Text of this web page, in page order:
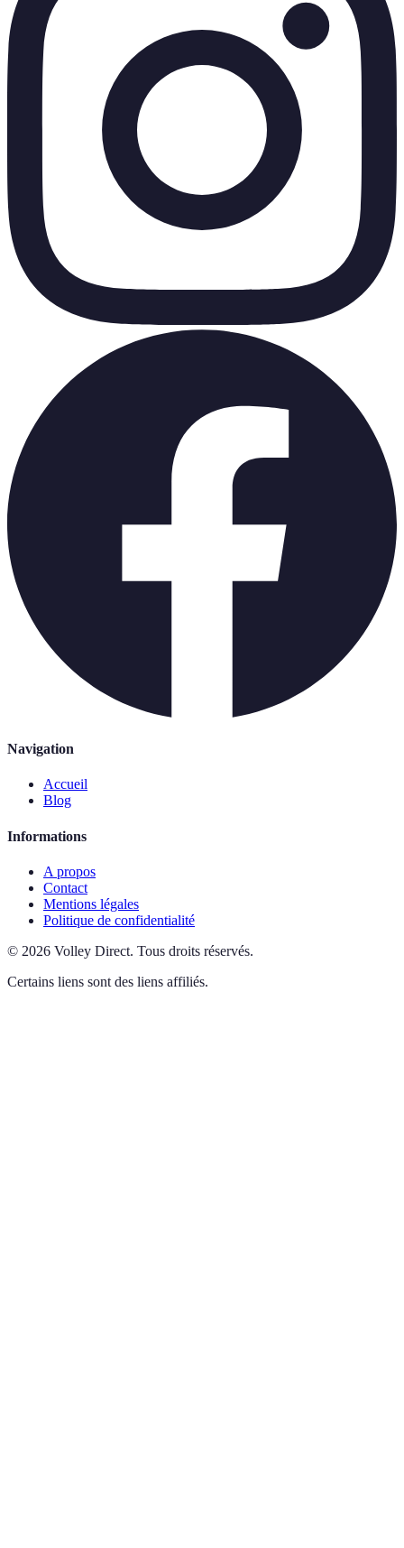
Navigation
Accueil
Blog
Informations
A propos
Contact
Mentions légales
Politique de confidentialité
© 2026 Volley Direct. Tous droits réservés.
Certains liens sont des liens affiliés.